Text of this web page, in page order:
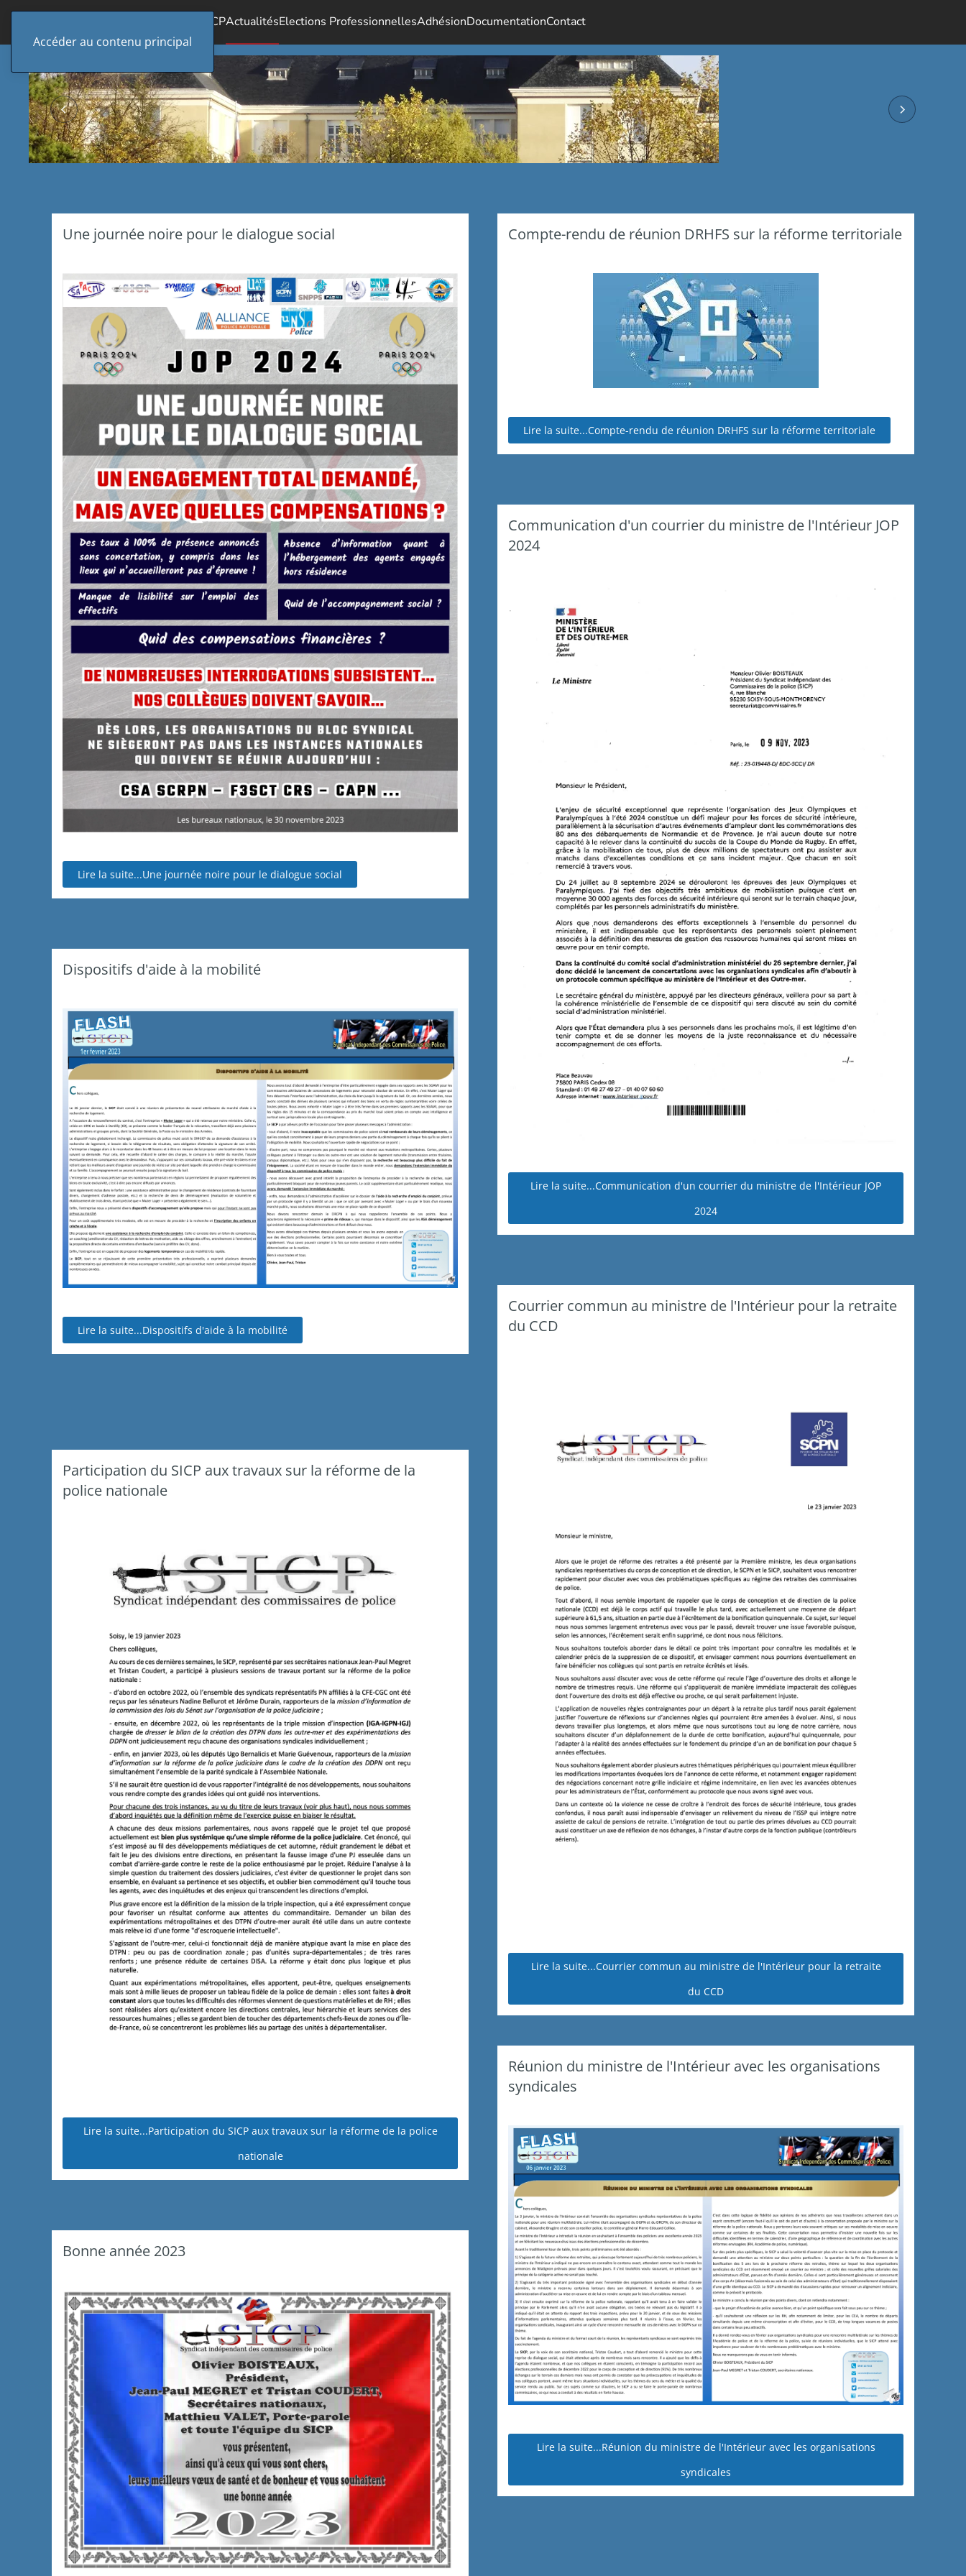
Accéder au contenu principal
Le SICPActualitésElections ProfessionnellesAdhésionDocumentationContact
Une journée noire pour le dialogue social
Lire la suite...Une journée noire pour le dialogue social
Compte-rendu de réunion DRHFS sur la réforme territoriale
Lire la suite...Compte-rendu de réunion DRHFS sur la réforme territoriale
Communication d'un courrier du ministre de l'Intérieur JOP
2024
Lire la suite...Communication d'un courrier du ministre de l'Intérieur JOP
2024
Dispositifs d'aide à la mobilité
Lire la suite...Dispositifs d'aide à la mobilité
Courrier commun au ministre de l'Intérieur pour la retraite
du CCD
Lire la suite...Courrier commun au ministre de l'Intérieur pour la retraite
du CCD
Participation du SICP aux travaux sur la réforme de la
police nationale
Lire la suite...Participation du SICP aux travaux sur la réforme de la police
nationale
Réunion du ministre de l'Intérieur avec les organisations
syndicales
Lire la suite...Réunion du ministre de l'Intérieur avec les organisations
syndicales
Bonne année 2023